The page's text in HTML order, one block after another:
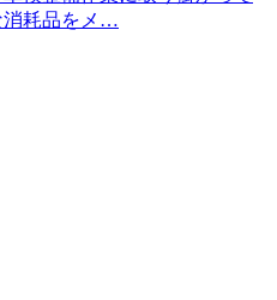
消耗品をメ…